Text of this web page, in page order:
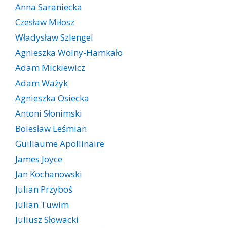
Anna Saraniecka
Czesław Miłosz
Władysław Szlengel
Agnieszka Wolny-Hamkało
Adam Mickiewicz
Adam Ważyk
Agnieszka Osiecka
Antoni Słonimski
Bolesław Leśmian
Guillaume Apollinaire
James Joyce
Jan Kochanowski
Julian Przyboś
Julian Tuwim
Juliusz Słowacki